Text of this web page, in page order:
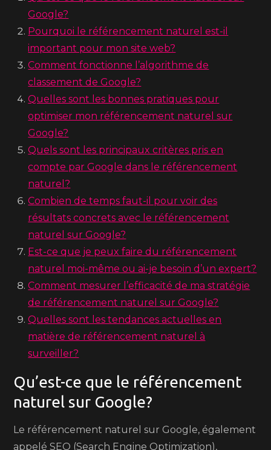
Google?
Pourquoi le référencement naturel est-il
important pour mon site web?
Comment fonctionne l’algorithme de
classement de Google?
Quelles sont les bonnes pratiques pour
optimiser mon référencement naturel sur
Google?
Quels sont les principaux critères pris en
compte par Google dans le référencement
naturel?
Combien de temps faut-il pour voir des
résultats concrets avec le référencement
naturel sur Google?
Est-ce que je peux faire du référencement
naturel moi-même ou ai-je besoin d’un expert?
Comment mesurer l’efficacité de ma stratégie
de référencement naturel sur Google?
Quelles sont les tendances actuelles en
matière de référencement naturel à
surveiller?
Qu’est-ce que le référencement
naturel sur Google?
Le référencement naturel sur Google, également
appelé SEO (Search Engine Optimization),